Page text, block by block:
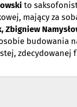
to
mający za
Zbigniew
budowania
zdecydowanej